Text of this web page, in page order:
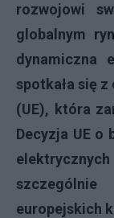
rozwojowi
globalnym
dynamiczna
spotkała się
(UE), która
Decyzja UE o
europejskich